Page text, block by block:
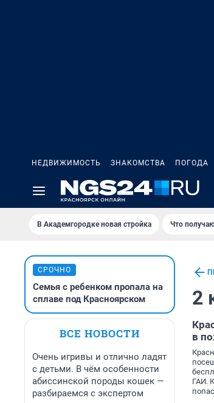
НЕДВИЖИМОСТЬ ЗНАКОМСТВА ПОГОДА
В Академгородке новая стройка Что
СРОЧНО
Семья с ребенком пропала на
сплаве под Красноярском
ВСЕ НОВОСТИ
Очень игривы и отлично ладят
с детьми. В чём особенности
абиссинской породы кошек —
разбираемся с экспертом
2
в
ГАИ.